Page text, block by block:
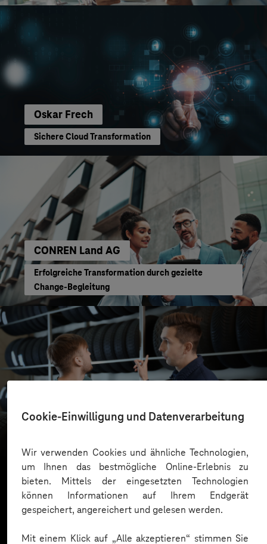
Cookie-Einwilligung und Datenverarbeitung
Wir verwenden Cookies und ähnliche Technologien,
um Ihnen das bestmögliche Online-Erlebnis zu
bieten. Mittels der eingesetzten Technologien
können Informationen auf Ihrem Endgerät
gespeichert, angereichert und gelesen werden.
Mit einem Klick auf „Alle akzeptieren“ stimmen Sie
Oskar Frech
Sichere Cloud Transformation
CONREN Land AG
Erfolgreiche Transformation durch gezielte
Change-Begleitung
Business GPT für eine sichere und effiziente KI-
Mehr laden